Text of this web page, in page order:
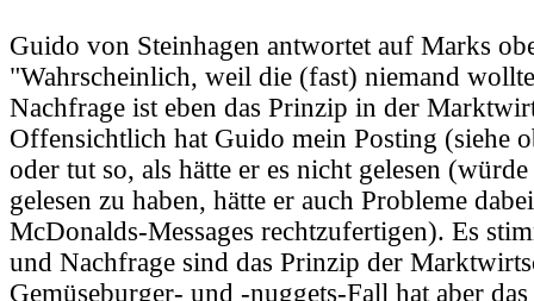
Guido von Steinhagen antwortet auf Marks
"Wahrscheinlich, weil die (fast) niemand
Nachfrage ist eben das Prinzip in der
Offensichtlich hat Guido mein Posting (siehe
oder tut so, als hätte er es nicht gelesen
gelesen zu haben, hätte er auch Probleme
McDonalds-Messages rechtzufertigen). Es
und Nachfrage sind das Prinzip der
Gemüseburger- und -nuggets-Fall hat aber